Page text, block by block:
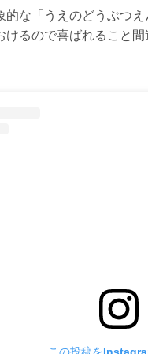
的な「うえのどうぶつ
けるので喜ばれること間